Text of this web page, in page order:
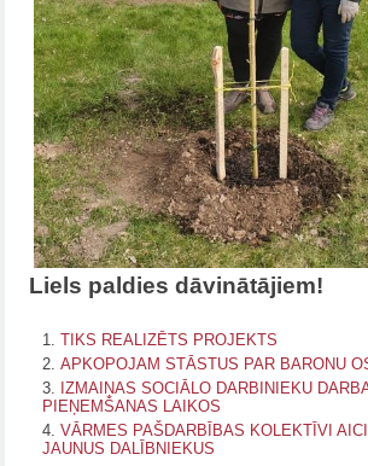
Liels paldies dāvinātājiem!
TIKS REALIZĒTS PROJEKTS
APKOPOJAM STĀSTUS PAR BARONU
IZMAIŅAS SOCIĀLO DARBINIEKU
PIEŅEMŠANAS LAIKOS
VĀRMES PAŠDARBĪBAS KOLEKTĪVI
JAUNUS DALĪBNIEKUS